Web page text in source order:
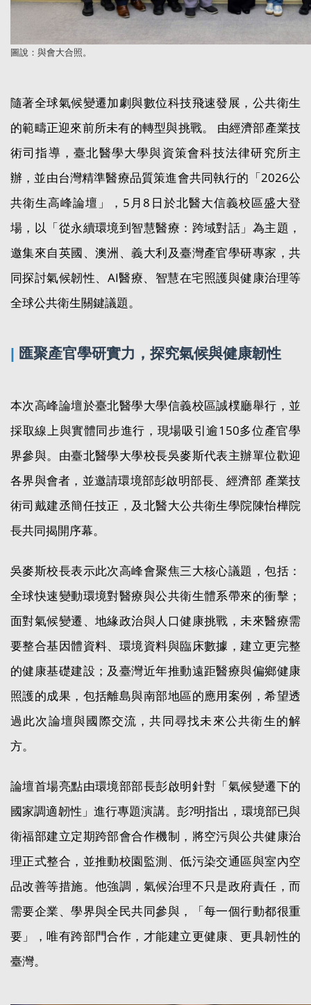
圖說：與會大合照。
隨著全球氣候變遷加劇與數位科技飛速發展，公共衛生
的範疇正迎來前所未有的轉型與挑戰。 由經濟部產業技
術司指導，臺北醫學大學與資策會科技法律研究所主
辦，並由台灣精準醫療品質策進會共同執行的「2026公
共衛生高峰論壇」，5月8日於北醫大信義校區盛大登
場，以「從永續環境到智慧醫療：跨域對話」為主題，
邀集來自英國、澳洲、義大利及臺灣產官學研專家，共
同探討氣候韌性、AI醫療、智慧在宅照護與健康治理等
全球公共衛生關鍵議題。
| 匯聚產官學研實力，探究氣候與健康韌性
本次高峰論壇於臺北醫學大學信義校區誠樸廳舉行，並
採取線上與實體同步進行，現場吸引逾150多位產官學
界參與。由臺北醫學大學校長吳麥斯代表主辦單位歡迎
各界與會者，並邀請環境部彭啟明部長、經濟部 產業技
術司戴建丞簡任技正，及北醫大公共衛生學院陳怡樺院
長共同揭開序幕。
吳麥斯校長表示此次高峰會聚焦三大核心議題，包括：
全球快速變動環境對醫療與公共衛生體系帶來的衝擊；
面對氣候變遷、地緣政治與人口健康挑戰，未來醫療需
要整合基因體資料、環境資料與臨床數據，建立更完整
的健康基礎建設；及臺灣近年推動遠距醫療與偏鄉健康
照護的成果，包括離島與南部地區的應用案例，希望透
過此次論壇與國際交流，共同尋找未來公共衛生的解
方。
論壇首場亮點由環境部部長彭啟明針對「氣候變遷下的
國家調適韌性」進行專題演講。彭?明指出，環境部已與
衛福部建立定期跨部會合作機制，將空污與公共健康治
理正式整合，並推動校園監測、低污染交通區與室內空
品改善等措施。他強調，氣候治理不只是政府責任，而
需要企業、學界與全民共同參與，「每一個行動都很重
要」，唯有跨部門合作，才能建立更健康、更具韌性的
臺灣。